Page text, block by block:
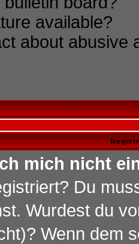
available?
about abusive
mich nicht
Du
Wurdest du
Wenn dem